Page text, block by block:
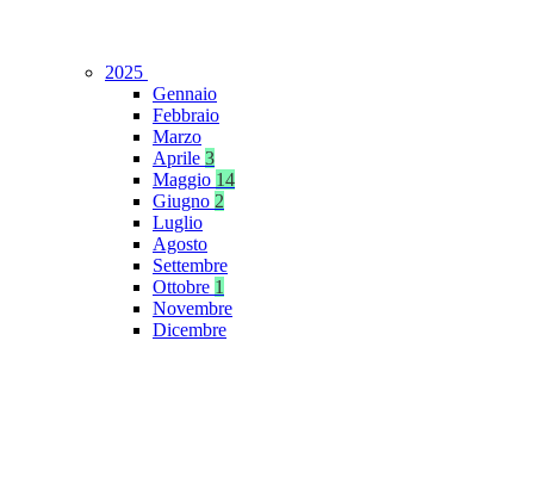
2025
Gennaio
Febbraio
Marzo
Aprile 3
Maggio 14
Giugno 2
Luglio
Agosto
Settembre
Ottobre 1
Novembre
Dicembre